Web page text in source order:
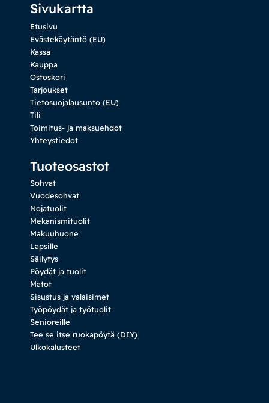
Sivukartta
Etusivu
Evästekäytäntö (EU)
Kassa
Kauppa
Ostoskori
Tarjoukset
Tietosuojalausunto (EU)
Tili
Toimitus- ja maksuehdot
Yhteystiedot
Tuoteosastot
Sohvat
Vuodesohvat
Nojatuolit
Mekanismituolit
Makuuhuone
Lapsille
Säilytys
Pöydät ja tuolit
Matot
Sisustus ja valaisimet
Työpöydät ja työtuolit
Senioreille
Tee se itse ruokapöytä (DIY)
Ulkokalusteet